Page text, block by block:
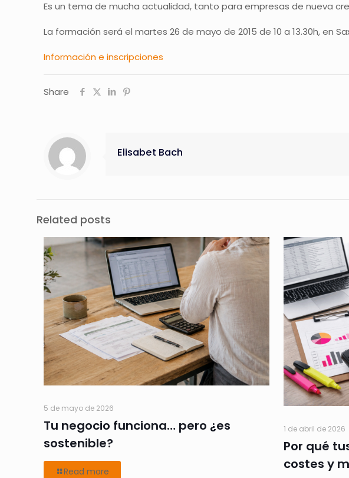
Es un tema de mucha actualidad, tanto para empresas de nueva
La formación será el martes 26 de mayo de 2015 de 10 a 13.30h, en
Información e inscripciones
Share
Elisabet Bach
Related posts
5 de mayo de 2026
Tu negocio funciona… pero ¿es
sostenible?
Read more
1 de abril de 2026
Por qué
costes y